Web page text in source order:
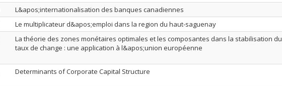
L&apos;internationalisation des banques canadiennes
Le multiplicateur d&apos;emploi dans la region du haut-saguenay
La théorie des zones monétaires optimales et les composantes dans la stabilisation du
taux de change : une application à l&apos;union européenne
Determinants of Corporate Capital Structure